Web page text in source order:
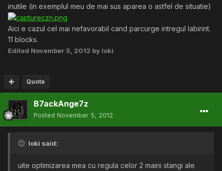
inutile (in exemplul meu de mai sus aparea o astfel de situatie)
Aici e cazul cel mai nefavorabil cand parcurge intregul labirint.
11 blocks.
Edited November 5, 2012 by loki
Quote
B7ackAnge7z
Posted November 5, 2012
loki said:
uite optimizarea mea cu regula celor 2 maini stangi ale